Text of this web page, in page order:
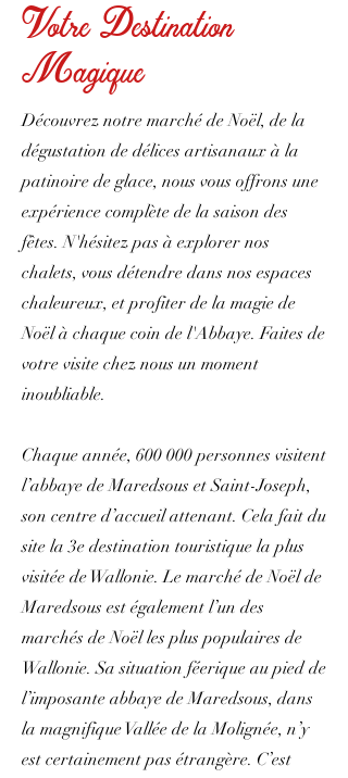
Votre Destination
Magique
Découvrez notre marché de Noël, de la
dégustation de délices artisanaux à la
patinoire de glace, nous vous offrons une
expérience complète de la saison des
fêtes. N'hésitez pas à explorer nos
chalets, vous détendre dans nos espaces
chaleureux, et profiter de la magie de
Noël à chaque coin de l'Abbaye. Faites de
votre visite chez nous un moment
inoubliable.
Chaque année, 600 000 personnes visitent
l’abbaye de Maredsous et Saint-Joseph,
son centre d’accueil attenant. Cela fait du
site la 3e destination touristique la plus
visitée de Wallonie. Le marché de Noël de
Maredsous est également l’un des
marchés de Noël les plus populaires de
Wallonie. Sa situation féerique au pied de
l’imposante abbaye de Maredsous, dans
la magnifique Vallée de la Molignée, n’y
est certainement pas étrangère. C’est